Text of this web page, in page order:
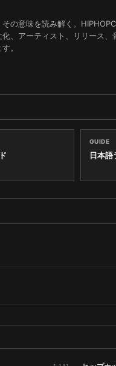
の意味を読み解く。
、アーティスト、リリース、
。
GUIDE
日本語